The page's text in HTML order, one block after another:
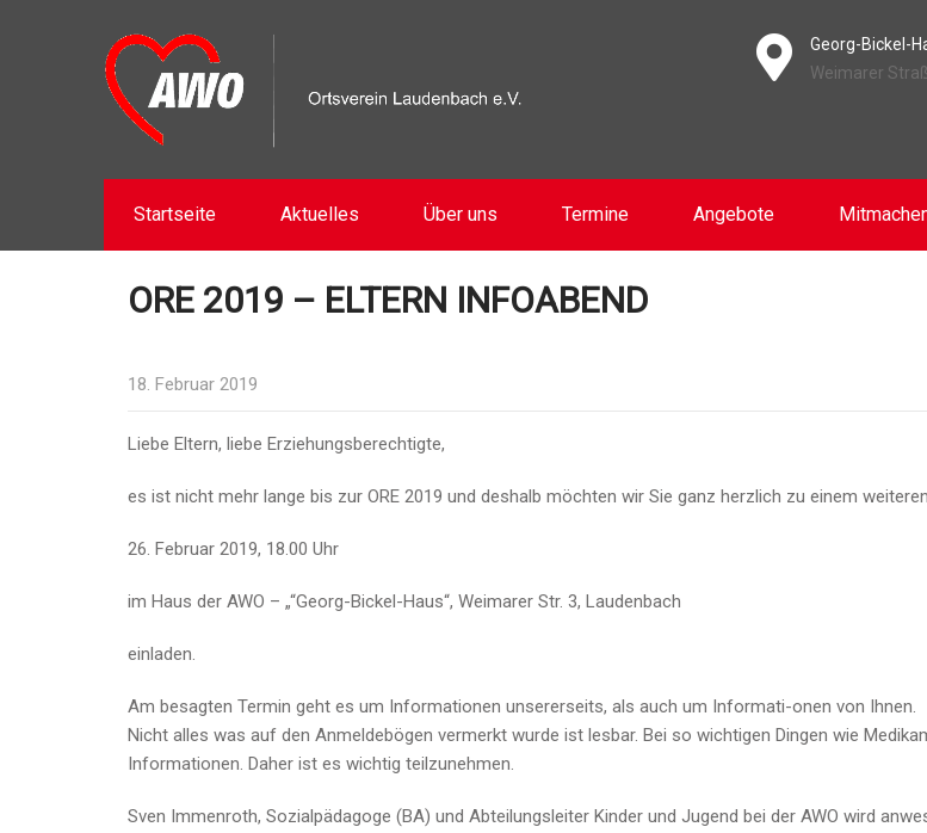
Georg-Bickel-
Weimarer
Startseite Aktuelles Über uns Termine Angebote
ORE 2019 – ELTERN INFOABEND
18. Februar 2019
Liebe Eltern, liebe Erziehungsberechtigte,
es ist nicht mehr lange bis zur ORE 2019 und deshalb möchten wir Sie ganz herzlich zu einem
26. Februar 2019, 18.00 Uhr
im Haus der AWO – „“Georg-Bickel-Haus“, Weimarer Str. 3, Laudenbach
einladen.
Am besagten Termin geht es um Informationen unsererseits, als auch um Informati-onen von Ihnen.
Nicht alles was auf den Anmeldebögen vermerkt wurde ist lesbar. Bei so wichtigen Dingen wie
Informationen. Daher ist es wichtig teilzunehmen.
Sven Immenroth, Sozialpädagoge (BA) und Abteilungsleiter Kinder und Jugend bei der AWO wird